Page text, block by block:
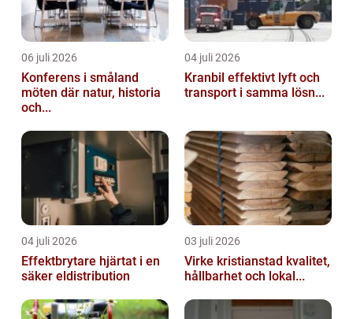
06 juli 2026
Konferens i småland
möten där natur, historia
och...
04 juli 2026
Kranbil effektivt lyft och
transport i samma lösn...
04 juli 2026
Effektbrytare hjärtat i en
säker eldistribution
03 juli 2026
Virke kristianstad kvalitet,
hållbarhet och lokal...